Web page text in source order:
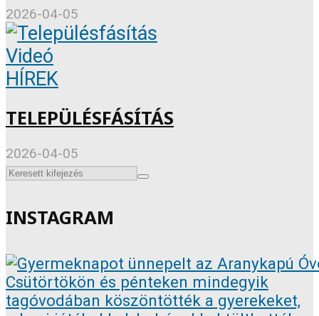
2026-04-05
Videó
HÍREK
TELEPÜLÉSFÁSÍTÁS
2026-04-05
INSTAGRAM